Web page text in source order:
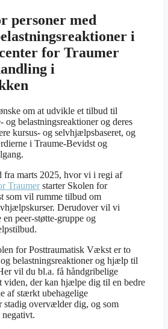
personer med
i
for Traumer
i
om at udvikle et tilbud til
og belastningsreaktioner og deres
kursus- og selvhjælpsbaseret, og
i Traume-Bevidst og
fra marts 2025, hvor vi i regi af
Traumerstarter Skolen for
som vil rumme tilbud om
Derudover vil vi
en peer-støtte-gruppe og
for Posttraumatisk Vækst er to
belastningsreaktioner og hjælp til
vil du bl.a. få håndgribelige
der kan hjælpe dig til en bedre
af stærkt ubehagelige
stadig overvælder dig, og som